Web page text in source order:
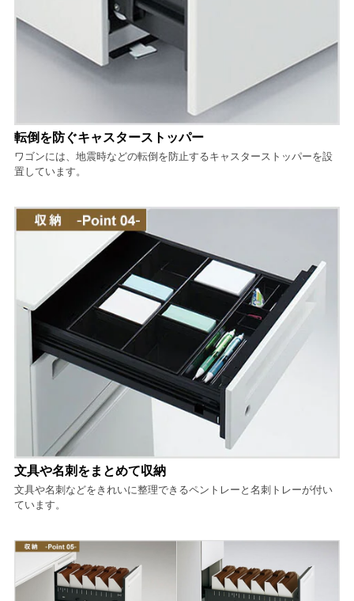
転倒を防ぐキャスターストッパー
ワゴンには、地震時などの転倒を防止するキャスターストッパーを設
置しています。
文具や名刺をまとめて収納
文具や名刺などをきれいに整理できるペントレーと名刺トレーが付い
ています。